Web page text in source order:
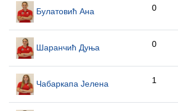
Булатовић Ана 0
Шаранчић Дуња 0
Чабаркапа Јелена 1